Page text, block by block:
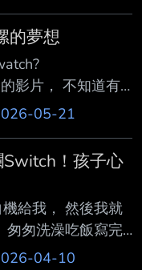
的夢想
影片， 不知道有
， 就能跟老手打
這麼多場， 完全
種狀況有兩種解
才， 短時間就掌
賦轉速， 所以很
沒啥深度， 只要
是純運氣的遊
05-21
！孩子心
給我， 然後我就
匆匆洗澡吃飯寫完
覺時間。 甚至趁大
04-10